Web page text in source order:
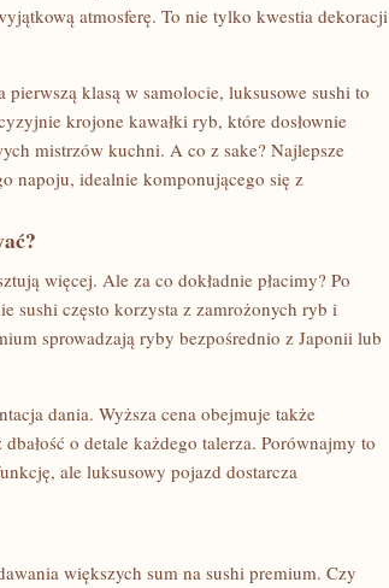
atmosferę. To nie tylko kwestia dekoracji
klasą w samolocie, luksusowe sushi to
krojone kawałki ryb, które dosłownie
mistrzów kuchni. A co z sake? Najlepsze
napoju, idealnie komponującego się z
więcej. Ale za co dokładnie płacimy? Po
sushi często korzysta z zamrożonych ryb i
sprowadzają ryby bezpośrednio z Japonii lub
dania. Wyższa cena obejmuje także
o detale każdego talerza. Porównajmy to
ale luksusowy pojazd dostarcza
większych sum na sushi premium. Czy